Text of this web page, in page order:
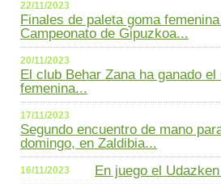
22/11/2023
Finales de paleta goma
Campeonato de Gipuzkoa...
20/11/2023
El club Behar Zana ha ganado
femenina...
17/11/2023
Segundo encuentro de mano
domingo, en Zaldibia...
16/11/2023 En juego el